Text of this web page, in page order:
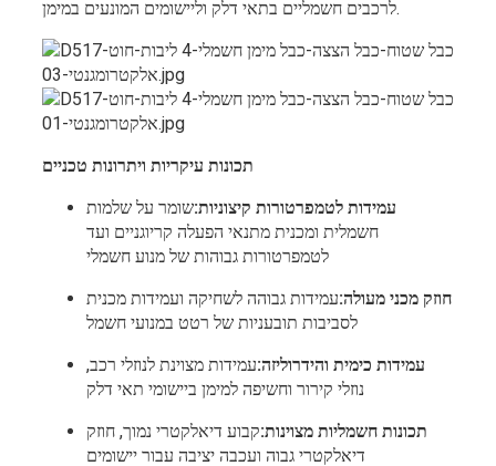
לרכבים חשמליים בתאי דלק וליישומים המונעים במימן.
תכונות עיקריות ויתרונות טכניים
עמידות לטמפרטורות קיצוניות:שומר על שלמות
חשמלית ומכנית מתנאי הפעלה קריוגניים ועד
לטמפרטורות גבוהות של מנוע חשמלי
חוזק מכני מעולה:עמידות גבוהה לשחיקה ועמידות מכנית
לסביבות תובעניות של רטט במנועי חשמל
עמידות כימית והידרוליזה:עמידות מצוינת לנוזלי רכב,
נוזלי קירור וחשיפה למימן ביישומי תאי דלק
תכונות חשמליות מצוינות:קבוע דיאלקטרי נמוך, חוזק
דיאלקטרי גבוה ועכבה יציבה עבור יישומים